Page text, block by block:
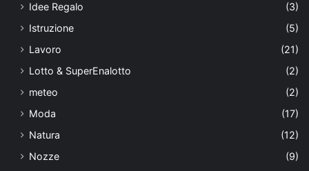
Idee Regalo
(3)
Istruzione
(5)
Lavoro
(21)
Lotto & SuperEnalotto
(2)
meteo
(2)
Moda
(17)
Natura
(12)
Nozze
(9)